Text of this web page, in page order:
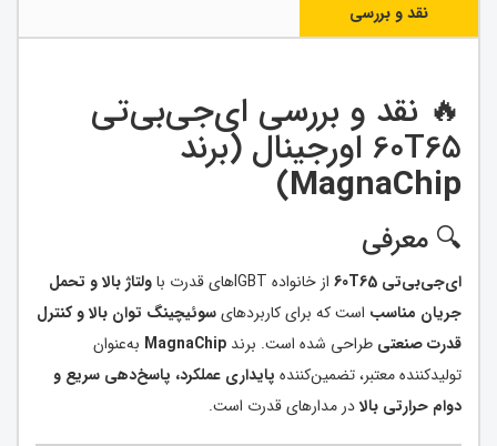
نقد و بررسی
🔥 نقد و بررسی ای‌جی‌بی‌تی
60T65 اورجینال (برند
MagnaChip
)
🔍 معرفی
ای‌جی‌بی‌تی 60T65 از خانواده IGBTهای قدرت با
ولتاژ بالا و تحمل
جریان مناسب است که برای کاربردهایسوئیچینگ توان بالا و کنترل
قدرت صنعتی طراحی شده است. برند MagnaChip به‌عنوان
تولیدکننده معتبر، تضمین‌کننده پایداری عملکرد، پاسخ‌دهی سریع و
دوام حرارتی بالادر مدارهای قدرت است.